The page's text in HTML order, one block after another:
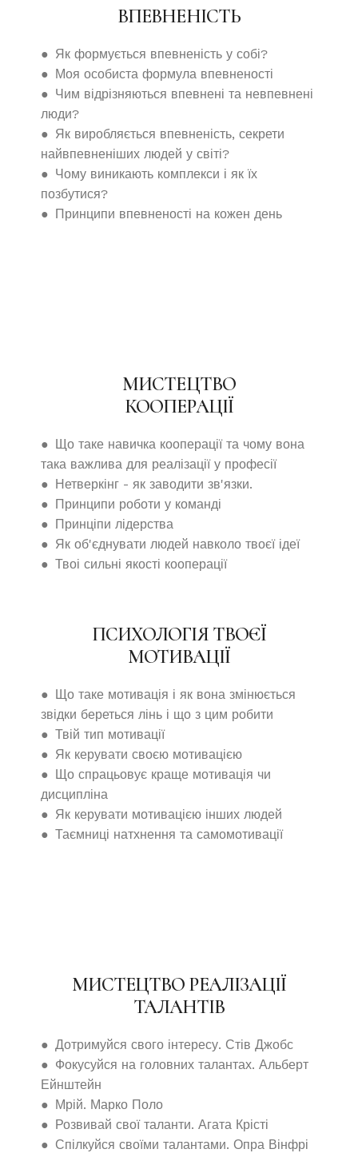
ВПЕВНЕНІСТЬ
● Як формується впевненість у собі?
● Моя особиста формула впевненості
● Чим відрізняються впевнені та невпевнені
люди?
● Як виробляється впевненість, секрети
найвпевненіших людей у ​​світі?
● Чому виникають комплекси і як їх
позбутися?
● Принципи впевненості на кожен день
МИСТЕЦТВО
КООПЕРАЦІЇ
● Що таке навичка кооперації та чому вона
така важлива для реалізації у професії
● Нетверкінг - як заводити зв'язки.
● Принципи роботи у команді
● Принціпи лідерства
● Як об'єднувати людей навколо твоєї ідеї
● Твоі сильні якості кооперації
ПСИХОЛОГІЯ ТВОЄЇ
МОТИВАЦІЇ
● Що таке мотивація і як вона змінюється
звідки береться лінь і що з цим робити
● Твій тип мотивації
● Як керувати своєю мотивацією
● Що спрацьовує краще мотивація чи
дисципліна
● Як керувати мотивацією інших людей
● Таємниці натхнення та самомотивації
МИСТЕЦТВО РЕАЛІЗАЦІЇ
ТАЛАНТІВ
● Дотримуйся свого інтересу. Стів Джобс
● Фокусуйся на головних талантах. Альберт
Ейнштейн
● Мрій. Марко Поло
● Розвивай свої таланти. Агата Крісті
● Спілкуйся своїми талантами. Опра Вінфрі